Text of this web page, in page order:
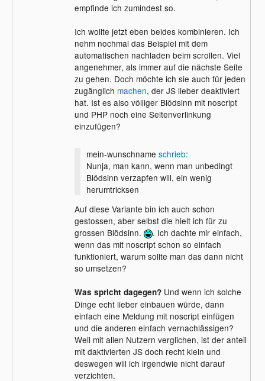
empfinde ich zumindest so.
Ich wollte jetzt eben beides kombinieren. Ich
nehm nochmal das Beispiel mit dem
automatischen nachladen beim scrollen. Viel
angenehmer, als immer auf die nächste Seite
zu gehen. Doch möchte ich sie auch für jeden
zugänglich machen, der JS lieber deaktiviert
hat. Ist es also völliger Blödsinn mit noscript
und PHP noch eine Seitenverlinkung
einzufügen?
mein-wunschname schrieb:
Nunja, man kann, wenn man unbedingt
Blödsinn verzapfen will, ein wenig
herumtricksen
Auf diese Variante bin ich auch schon
gestossen, aber selbst die hielt ich für zu
grossen Blödsinn.
. Ich dachte mir einfach,
wenn das mit noscript schon so einfach
funktioniert, warum sollte man das dann nicht
so umsetzen?
Was spricht dagegen?Und wenn ich solche
Dinge echt lieber einbauen würde, dann
einfach eine Meldung mit noscript einfügen
und die anderen einfach vernachlässigen?
Weil mit allen Nutzern verglichen, ist der anteil
mit daktivierten JS doch recht klein und
deswegen will ich irgendwie nicht darauf
verzichten.